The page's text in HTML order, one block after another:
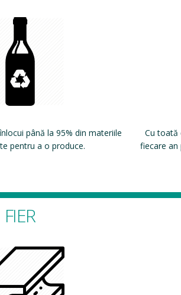
până la 95% din materiile
pentru a o produce.
Cu toată
fiecare an
FIER